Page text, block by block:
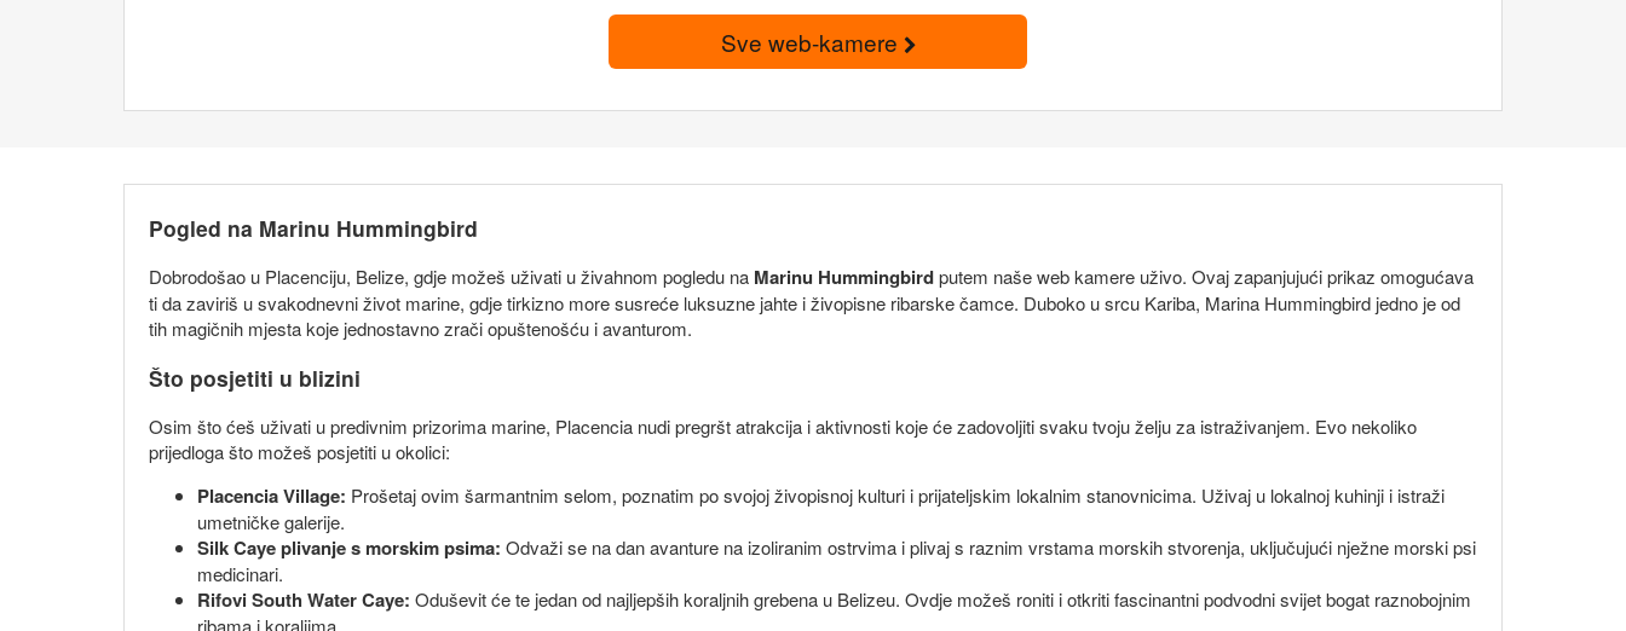
Sve web-kamere
Pogled na Marinu Hummingbird
Dobrodošao u Placenciju, Belize, gdje možeš uživati u živahnom pogledu na Marinu Hummingbirdputem naše web kamere uživo. Ovaj zapanjujući prikaz omogućava
ti da zaviriš u svakodnevni život marine, gdje tirkizno more susreće luksuzne jahte i živopisne ribarske čamce. Duboko u srcu Kariba, Marina Hummingbird jedno je od
tih magičnih mjesta koje jednostavno zrači opuštenošću i avanturom.
Što posjetiti u blizini
Osim što ćeš uživati u predivnim prizorima marine, Placencia nudi pregršt atrakcija i aktivnosti koje će zadovoljiti svaku tvoju želju za istraživanjem. Evo nekoliko
prijedloga što možeš posjetiti u okolici:
Placencia Village: Prošetaj ovim šarmantnim selom, poznatim po svojoj živopisnoj kulturi i prijateljskim lokalnim stanovnicima. Uživaj u lokalnoj kuhinji i istraži
umetničke galerije.
Silk Caye plivanje s morskim psima: Odvaži se na dan avanture na izoliranim ostrvima i plivaj s raznim vrstama morskih stvorenja, uključujući nježne morski psi
medicinari.
Rifovi South Water Caye: Oduševit će te jedan od najljepših koraljnih grebena u Belizeu. Ovdje možeš roniti i otkriti fascinantni podvodni svijet bogat raznobojnim